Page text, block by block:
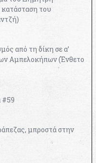
κατάσταση του
από τη δίκη σε α’
Αμπελοκήπων (Ένθετο
#59
μπροστά στην